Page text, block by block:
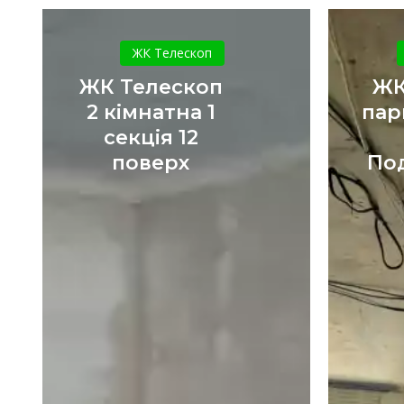
Телескоп
2
кімнатна
1
секція
12
поверх
ЖК Телескоп
ЖК Телескоп
2 кімнатна 1
секція 12
поверх